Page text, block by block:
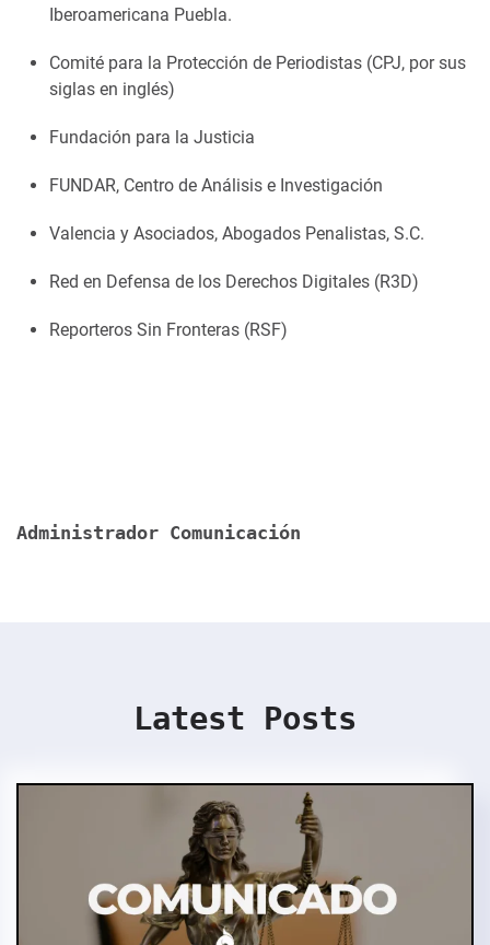
Iberoamericana Puebla.
Comité para la Protección de Periodistas (CPJ, por sus
siglas en inglés)
Fundación para la Justicia
FUNDAR, Centro de Análisis e Investigación
Valencia y Asociados, Abogados Penalistas, S.C.
Red en Defensa de los Derechos Digitales (R3D)
Reporteros Sin Fronteras (RSF)
Administrador Comunicación
Latest Posts